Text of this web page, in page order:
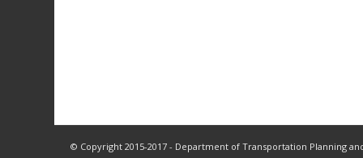
© Copyright 2015-2017 - Department of Transportation Planning